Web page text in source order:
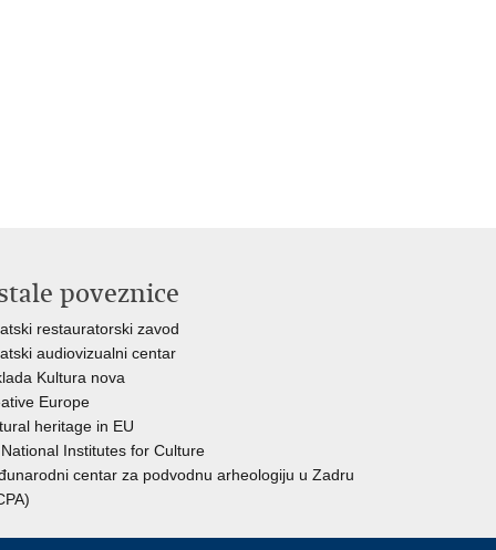
poveznice
restauratorski zavod
audiovizualni centar
Kultura nova
Europe
heritage in EU
Institutes for Culture
centar za podvodnu arheologiju u Zadru